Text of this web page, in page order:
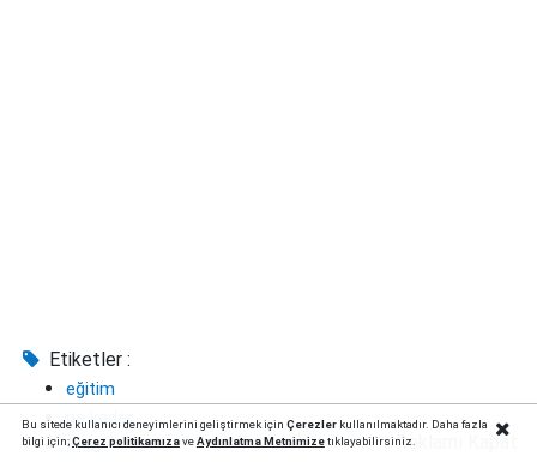
Etiketler :
eğitim
ne kadar
msü
Bu sitede kullanıcı deneyimlerini geliştirmek için Çerezlerkullanılmaktadır. Daha fazla
bilgi için;Çerez politikamızaveAydınlatma Metnimizetıklayabilirsiniz.Reklamı Kapat